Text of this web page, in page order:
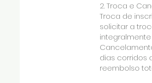
2. Troca e
Troca de
solicitar a
dias corridos
reembolso